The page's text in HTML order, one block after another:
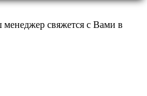
свяжется с Вами в